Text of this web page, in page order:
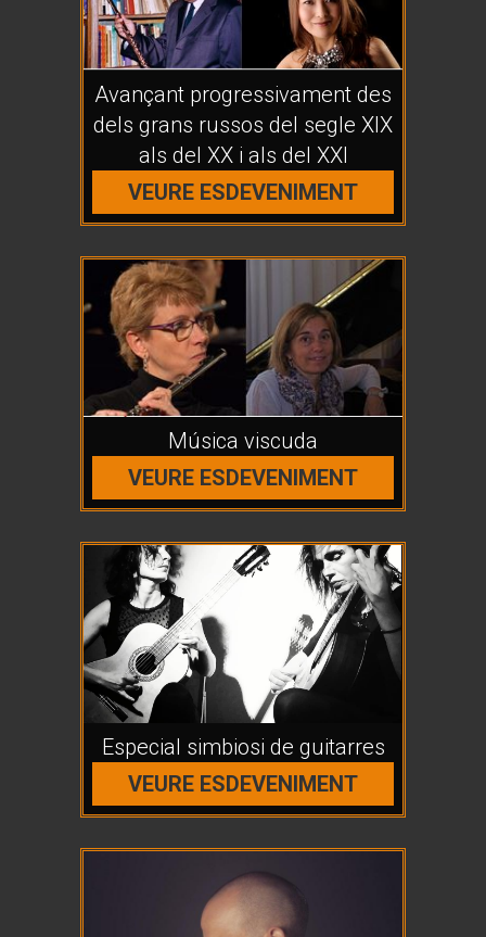
Avançant progressivament des
dels grans russos del segle XIX
als del XX i als del XXI
VEURE ESDEVENIMENT
Música viscuda
VEURE ESDEVENIMENT
Especial simbiosi de guitarres
VEURE ESDEVENIMENT